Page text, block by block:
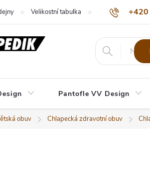
Velikostní tabulka Nejčastější dotazy
Pantofle VV Design
obuv Chlapecká zdravotní obuv